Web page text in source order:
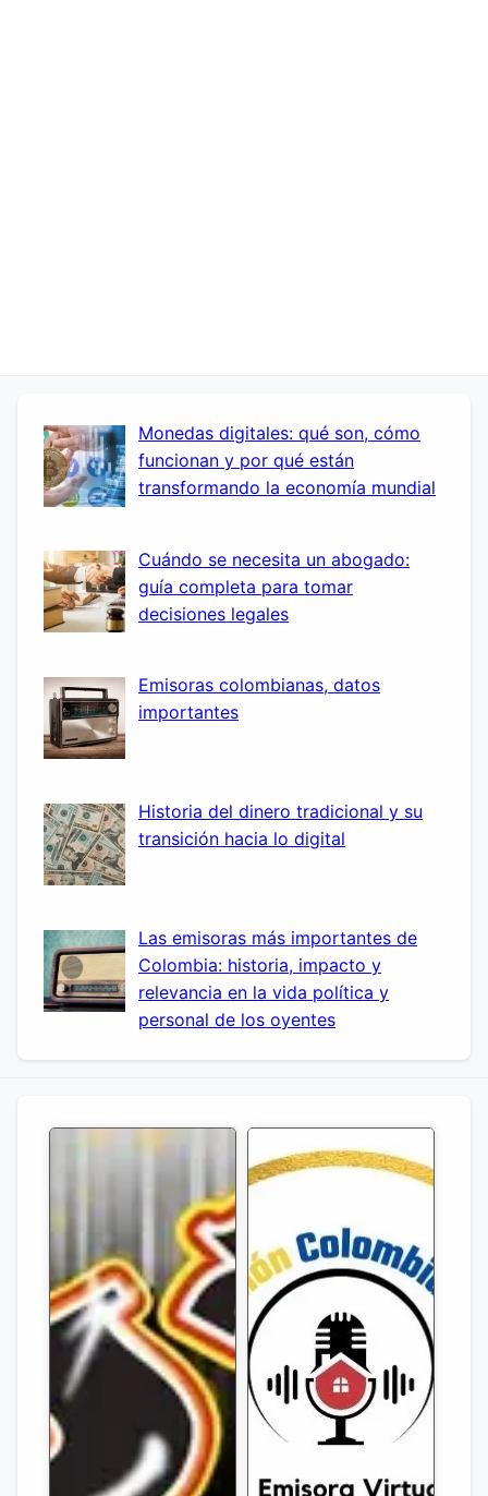
Monedas digitales: qué son, cómo
funcionan y por qué están
transformando la economía mundial
Cuándo se necesita un abogado:
guía completa para tomar
decisiones legales
Emisoras colombianas, datos
importantes
Historia del dinero tradicional y su
transición hacia lo digital
Las emisoras más importantes de
Colombia: historia, impacto y
relevancia en la vida política y
personal de los oyentes